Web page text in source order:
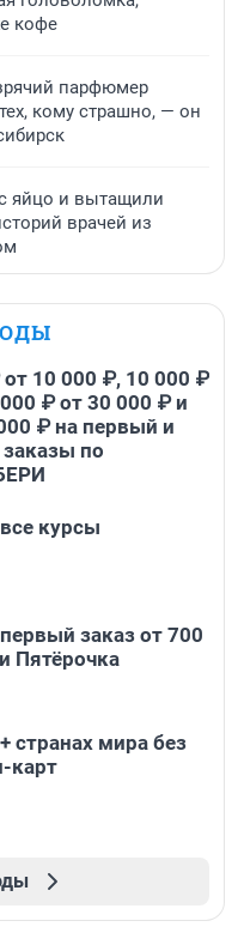
кофе
парфюмер
кому страшно, — он
яйцо и вытащили
врачей из
10 000 ₽, 10 000 ₽
₽ от 30 000 ₽ и
₽ на первый и
по
курсы
заказ от 700
Пятёрочка
странах мира без
карт